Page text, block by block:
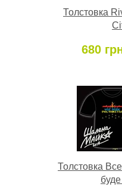
Толстовка
680
Толстовка